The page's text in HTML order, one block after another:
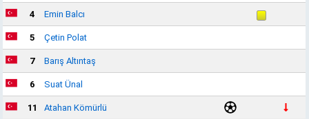
4 Emin Balcı
5 Çetin Polat
7 Barış Altıntaş
6 Suat Ünal
11 Atahan Kömürlü